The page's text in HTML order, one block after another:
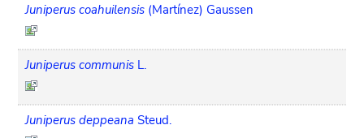
Juniperus coahuilensis (Martínez) Gaussen
Juniperus communis L.
Juniperus deppeana Steud.